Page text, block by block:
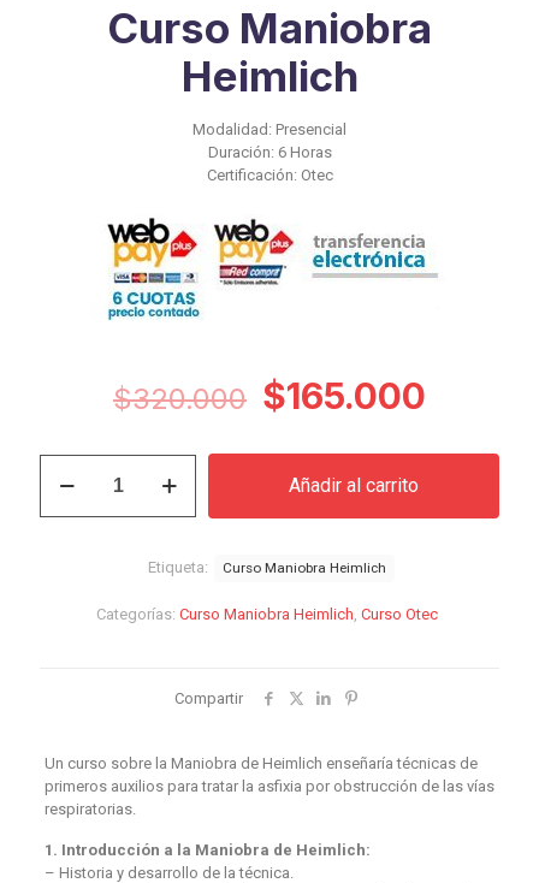
Curso Maniobra
Heimlich
Modalidad: Presencial
Duración: 6 Horas
Certificación: Otec
$320.000 El
original
era:
$165.000
actual
Maniobra
Añadir al carrito
Categorías: Curso Maniobra Heimlich Curso Otec
Etiqueta: Curso Maniobra Heimlich
Compartir
Un curso sobre la Maniobra de Heimlich enseñaría técnicas de
primeros auxilios para tratar la asfixia por obstrucción de las vías
respiratorias.
1. Introducción a la Maniobra de Heimlich:
– Historia y desarrollo de la técnica.